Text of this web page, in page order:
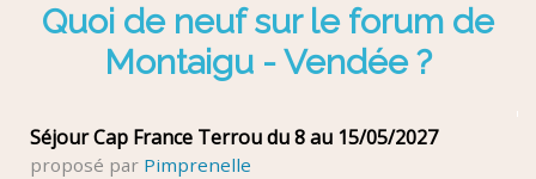
Quoi de neuf sur le forum de
Montaigu - Vendée ?
Séjour Cap France Terrou du 8 au 15/05/2027
proposé par Pimprenelle